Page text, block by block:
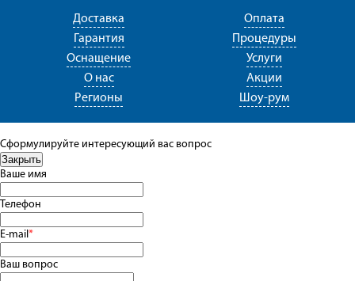
Доставка
Оплата
Гарантия
Процедуры
Оснащение
Услуги
О нас
Акции
Регионы
Шоу-рум
Сформулируйте интересующий вас вопрос
Ваше имя
Телефон
E-mail*
Ваш вопрос